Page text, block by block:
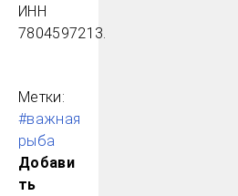
ИНН
7804597213.
Метки:
#важная
рыба
Добави
ть